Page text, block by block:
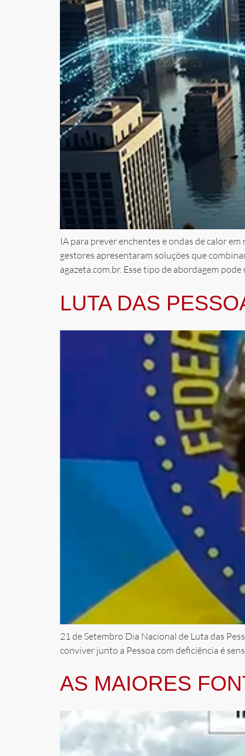
IA para prever enchentes e ondas de calor
gestores apresentaram soluções que
agazeta.com.br. Esse tipo de abordagem
LUTA DAS
21 de Setembro Dia Nacional de Luta das
conviver junto a Pessoa com deficiência é
AS MAIORES